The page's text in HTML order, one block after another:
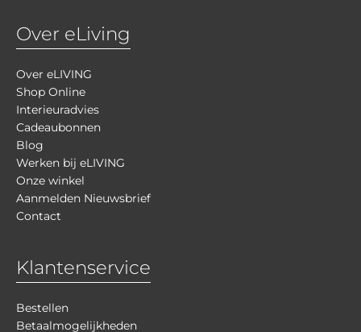
Over eLiving
Over eLIVING
Shop Online
Interieuradvies
Cadeaubonnen
Blog
Werken bij eLIVING
Onze winkel
Aanmelden Nieuwsbrief
Contact
Klantenservice
Bestellen
Betaalmogelijkheden